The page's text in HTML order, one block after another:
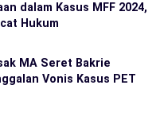
dalam Kasus MFF 2024,
Hukum
MA Seret Bakrie
Vonis Kasus PET